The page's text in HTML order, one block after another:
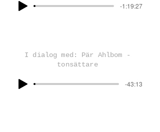
-1:19:27
I dialog med: Pär Ahlbom -
tonsättare
-43:13